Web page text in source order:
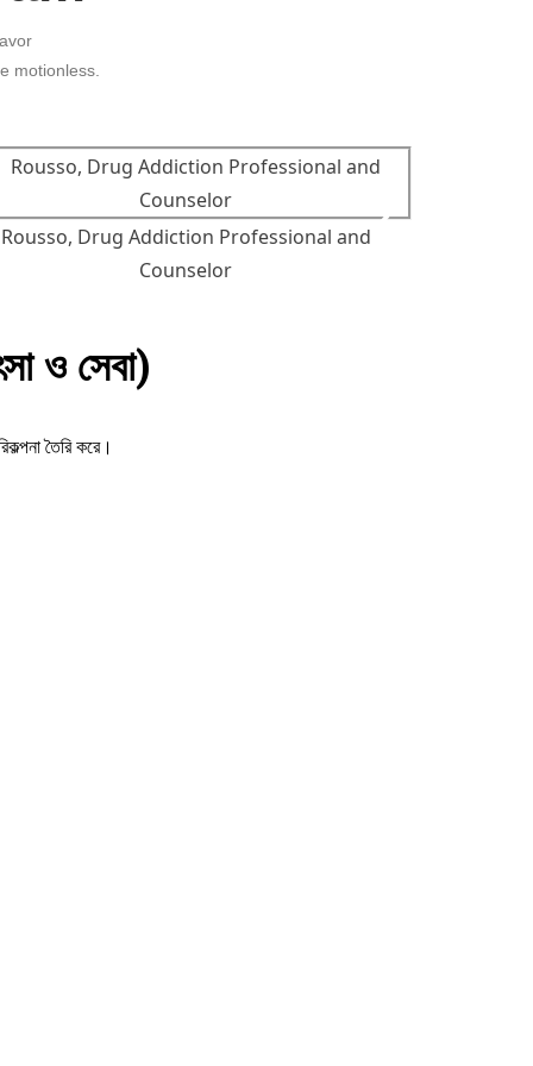
motionless.
Rousso, Drug Addiction Professional and
Counselor
ও সেবা)
তৈরি করে।